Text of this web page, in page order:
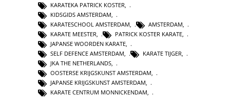
KARATEKA PATRICK KOSTER
KIDSGIDS AMSTERDAM
KARATESCHOOL AMSTERDAM
AMSTERDAM
KARATE MEESTER
PATRICK KOSTER KARATE
JAPANSE WOORDEN KARATE
SELF DEFENCE AMSTERDAM
KARATE TIJGER
JKA THE NETHERLANDS
OOSTERSE KRIJGSKUNST AMSTERDAM
JAPANSE KRIJGSKUNST AMSTERDAM,
KARATE CENTRUM MONNICKENDAM,